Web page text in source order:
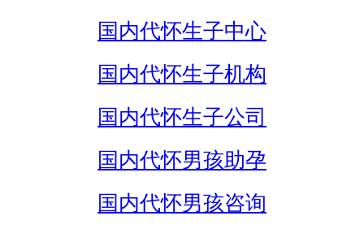
国内代怀生子中心
国内代怀生子机构
国内代怀生子公司
国内代怀男孩助孕
国内代怀男孩咨询